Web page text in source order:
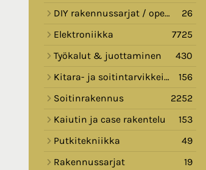
DIY rakennussarjat / opetussarjat
26
Elektroniikka
7725
Työkalut & juottaminen
430
Kitara- ja soitintarvikkeita
156
Soitinrakennus
2252
Kaiutin ja case rakentelu
153
Putkitekniikka
49
Rakennussarjat
19